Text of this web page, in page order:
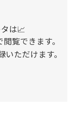
は📈
閲覧できます。
ただけます。